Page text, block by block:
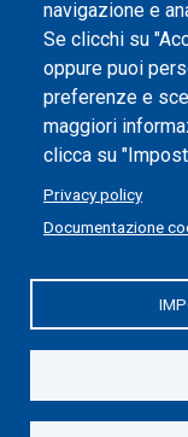
navigazione e
Se clicchi su
oppure puoi
preferenze e
maggiori
clicca su
Privacy policy
Documentazione
Politecnico di Torino
Torino, ITALIA |